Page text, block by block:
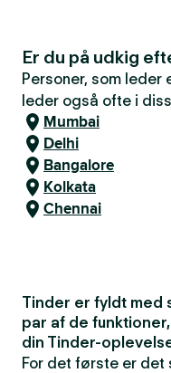
Er du på udkig
Personer, som
leder også ofte i
Mumbai
Delhi
Bangalore
Kolkata
Chennai
Tinder er fyldt med
par af de
din Tinder-
For det første er det